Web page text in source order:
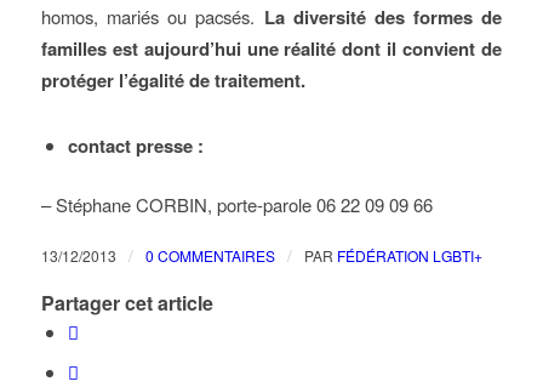
homos, mariés ou pacsés. La diversité des formes de
familles est aujourd’hui une réalité dont il convient de
protéger l’égalité de traitement.
contact presse :
– Stéphane CORBIN, porte-parole 06 22 09 09 66
13/12/2013 / 0 COMMENTAIRES / PAR FÉDÉRATION LGBTI+
Partager cet article